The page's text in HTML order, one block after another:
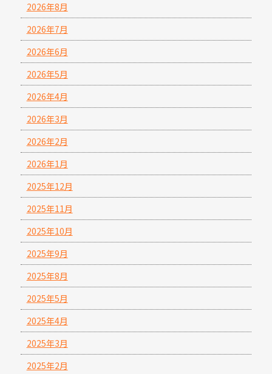
2026年8月
2026年7月
2026年6月
2026年5月
2026年4月
2026年3月
2026年2月
2026年1月
2025年12月
2025年11月
2025年10月
2025年9月
2025年8月
2025年5月
2025年4月
2025年3月
2025年2月